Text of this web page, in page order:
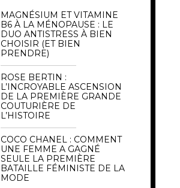
MAGNÉSIUM ET VITAMINE
B6 À LA MÉNOPAUSE : LE
DUO ANTISTRESS À BIEN
CHOISIR (ET BIEN
PRENDRE)
ROSE BERTIN :
L’INCROYABLE ASCENSION
DE LA PREMIÈRE GRANDE
COUTURIÈRE DE
L’HISTOIRE
COCO CHANEL : COMMENT
UNE FEMME A GAGNÉ
SEULE LA PREMIÈRE
BATAILLE FÉMINISTE DE LA
MODE